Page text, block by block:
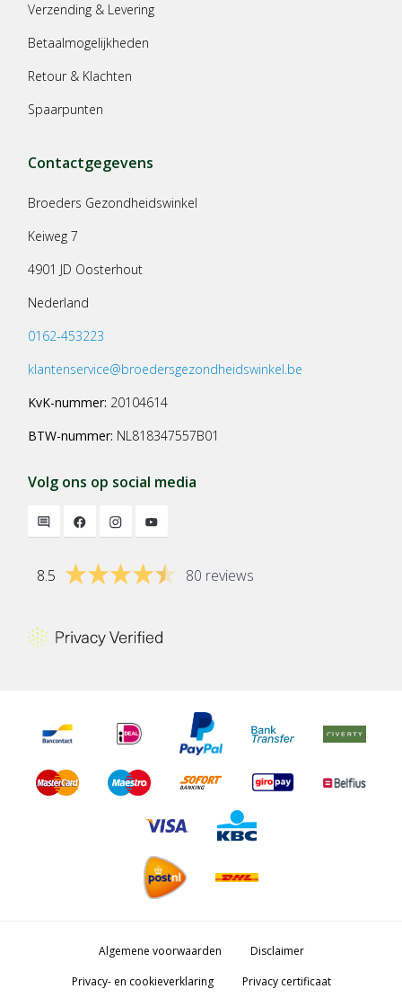
Verzending & Levering
Betaalmogelijkheden
Retour & Klachten
Spaarpunten
Contactgegevens
Broeders Gezondheidswinkel
Keiweg 7
4901 JD Oosterhout
Nederland
0162-453223
klantenservice@broedersgezondheidswinkel.be
KvK-nummer: 20104614
BTW-nummer: NL818347557B01
Volg ons op social media
8.5 80 reviews
Algemene voorwaarden
Disclaimer
Privacy- en cookieverklaring
Privacy certificaat